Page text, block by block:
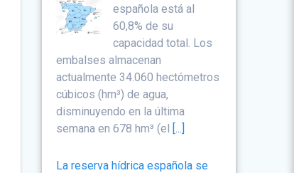
española está al
60,8% de su
capacidad total. Los
embalses almacenan
actualmente 34.060 hectómetros
cúbicos (hm³) de agua,
disminuyendo en la última
semana en 678 hm³ (el [...]
La reserva hídrica española se